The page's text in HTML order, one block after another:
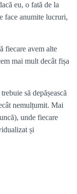
eu, o fată de la
face anumite lucruri,
fiecare avem alte
mai mult decât fișa
să depășească
nemulțumit. Mai
unde fiecare
și